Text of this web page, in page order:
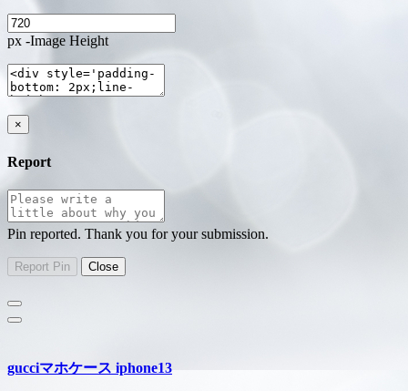
px -Image Height
×
Report
Pin reported. Thank you for your submission.
gucciマホケース iphone13